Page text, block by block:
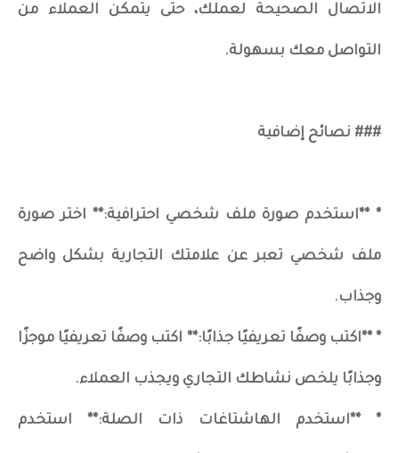
الاتصال الصحيحة لعملك، حتى يتمكن العملاء من
التواصل معك بسهولة.
### نصائح إضافية
* **استخدم صورة ملف شخصي احترافية:** اختر صورة
ملف شخصي تعبر عن علامتك التجارية بشكل واضح
وجذاب.
* **اكتب وصفًا تعريفيًا جذابًا:** اكتب وصفًا تعريفيًا موجزًا
وجذابًا يلخص نشاطك التجاري ويجذب العملاء.
* **استخدم الهاشتاغات ذات الصلة:** استخدم